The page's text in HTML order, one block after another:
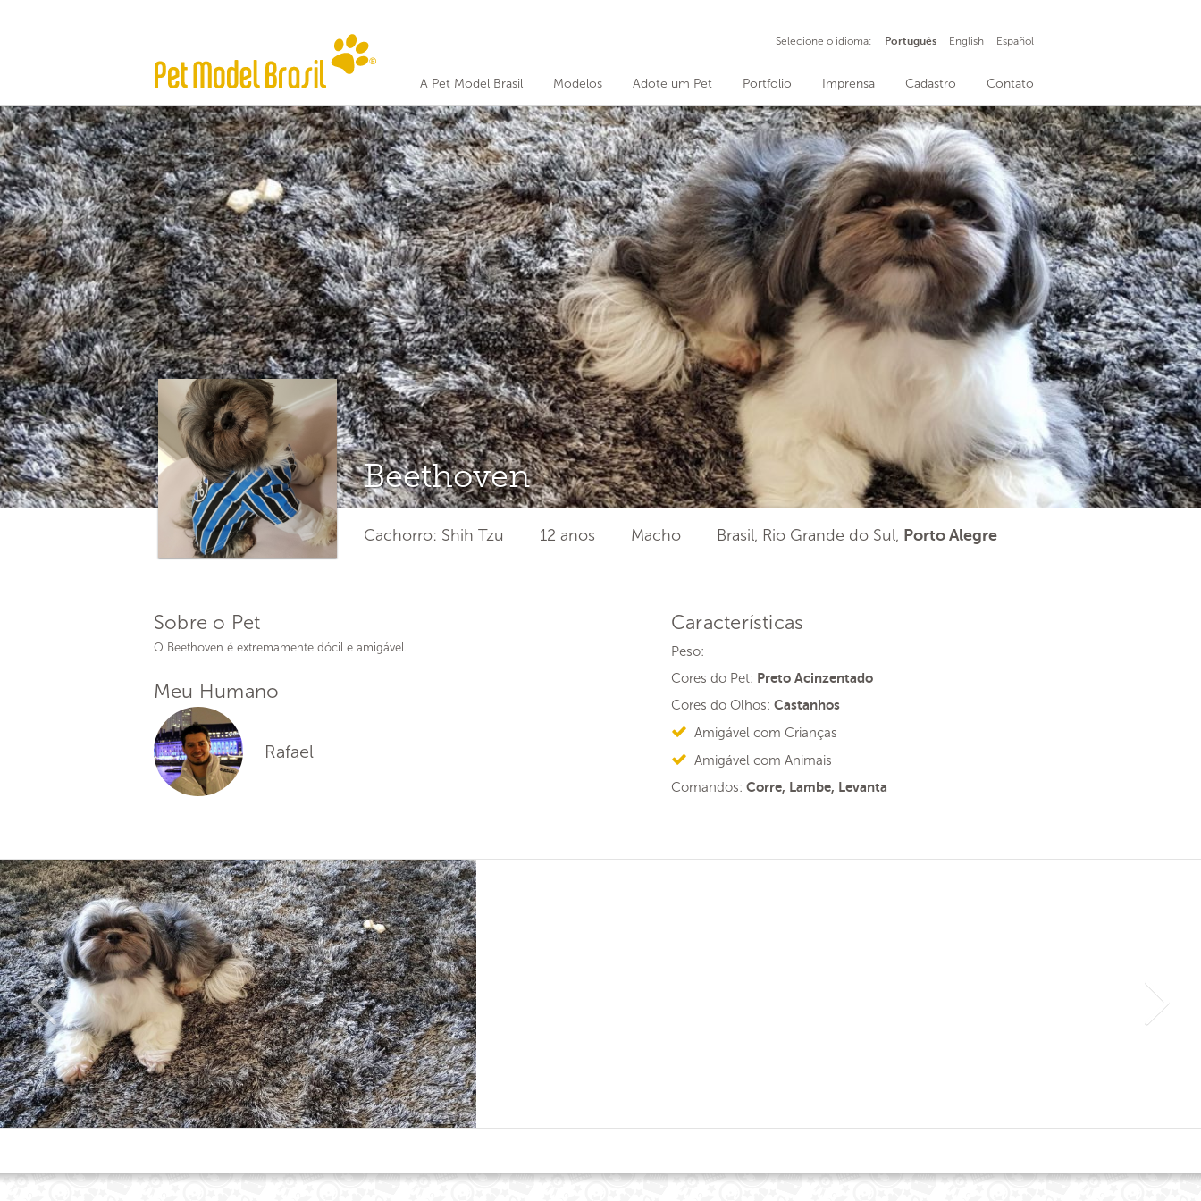
A Pet Model Brasil Modelos Adote um Pet Portfolio Imprensa Cadastro Contato
Selecione o idioma: Português English Español
Beethoven
Cachorro: Shih Tzu 12 anos Macho Brasil, Rio Grande do Sul, Porto Alegre
Sobre o Pet
O Beethoven é extremamente dócil e amigável.
Meu Humano
Rafael
Características
Peso:
Cores do Pet: Preto Acinzentado
Cores do Olhos: Castanhos
Amigável com Crianças
Amigável com Animais
Comandos: Corre, Lambe, Levanta